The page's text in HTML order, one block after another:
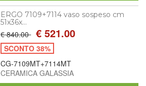
ERGO 7109+7114 vaso sospeso cm
51x36x...
€ 840.00 € 521.00
SCONTO 38%
CG-7109MT+7114MT
CERAMICA GALASSIA